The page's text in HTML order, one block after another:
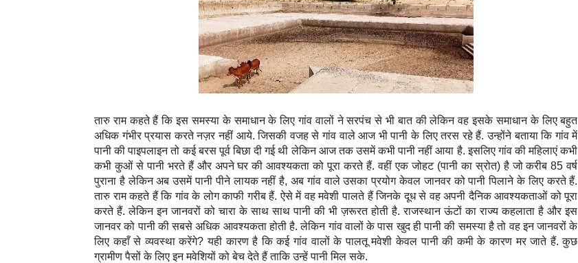
तारु राम कहते हैं कि इस समस्या के समाधान के लिए गांव वालों ने सरपंच से भी बात की लेकिन वह इसके समाधान के लिए बहुत
अधिक गंभीर प्रयास करते नज़र नहीं आये. जिसकी वजह से गांव वाले आज भी पानी के लिए तरस रहे हैं. उन्होंने बताया कि गांव में
पानी की पाइपलाइन तो कई बरस पूर्व बिछा दी गई थी लेकिन आज तक उसमें कभी पानी नहीं आया है. इसलिए गांव की महिलाएं कभी
कभी कुओं से पानी भरते हैं और अपने घर की आवश्यकता को पूरा करते हैं. वहीं एक जोहट (पानी का स्रोत) है जो करीब 85 वर्ष
पुराना है लेकिन अब उसमें पानी पीने लायक नहीं है, अब गांव वाले उसका प्रयोग केवल जानवर को पानी पिलाने के लिए करते हैं.
तारु राम कहते हैं कि गांव के लोग काफी गरीब हैं. ऐसे में वह मवेशी पालते हैं जिनके दूध से वह अपनी दैनिक आवश्यकताओं को पूरा
करते हैं. लेकिन इन जानवरों को चारा के साथ साथ पानी की भी ज़रूरत होती है. राजस्थान ऊंटों का राज्य कहलाता है और इस
जानवर को पानी की सबसे अधिक आवश्यकता होती है. लेकिन गांव वालों के पास खुद ही पानी की समस्या है तो वह इन जानवरों के
लिए कहाँ से व्यवस्था करेंगे? यही कारण है कि कई गांव वालों के पालतू मवेशी केवल पानी की कमी के कारण मर जाते हैं. कुछ
ग्रामीण पैसों के लिए इन मवेशियों को बेच देते हैं ताकि उन्हें पानी मिल सके.